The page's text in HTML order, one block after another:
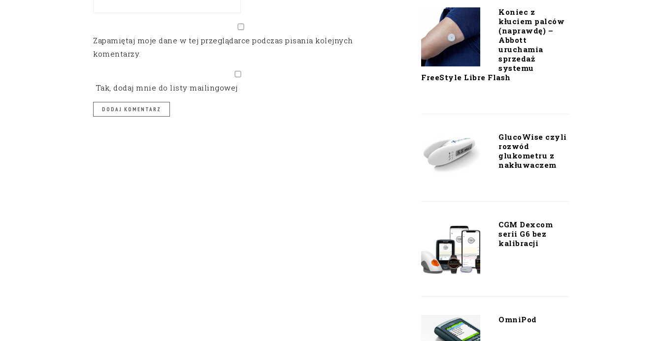
Zapamiętaj moje dane w tej przeglądarce podczas pisania kolejnych
komentarzy.
Tak, dodaj mnie do listy mailingowej
Koniec z
kłuciem palców
(naprawdę) –
Abbott
uruchamia
sprzedaż
systemu
FreeStyle Libre Flash
GlucoWise czyli
rozwód
glukometru z
nakłuwaczem
CGM Dexcom
serii G6 bez
kalibracji
OmniPod